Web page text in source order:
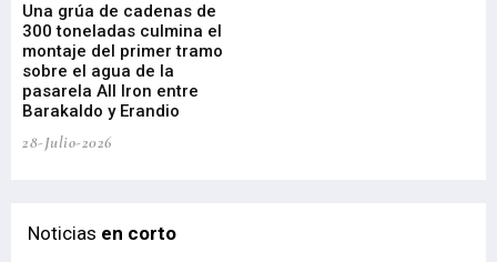
Una grúa de cadenas de
300 toneladas culmina el
montaje del primer tramo
sobre el agua de la
pasarela All Iron entre
Barakaldo y Erandio
28-Julio-2026
Noticias en corto